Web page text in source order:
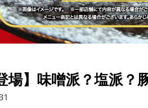
場】味噌派？塩派？